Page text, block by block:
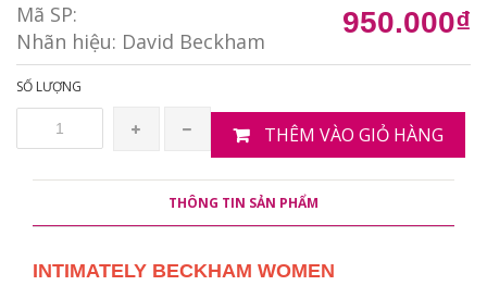
Mã SP:
Nhãn hiệu: David Beckham
950.000₫
SỐ LƯỢNG
THÊM VÀO GIỎ HÀNG
THÔNG TIN SẢN PHẨM
INTIMATELY BECKHAM WOMEN